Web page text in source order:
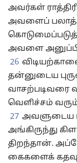
அவர்கள்
அவளைப்
அவளை
26
தன்னுடைய
வாசற்படிவரை
வெளிச்சம்
27 அவளுடைய
அங்கிருந்து
திறந்தான்.
கைகளைக்